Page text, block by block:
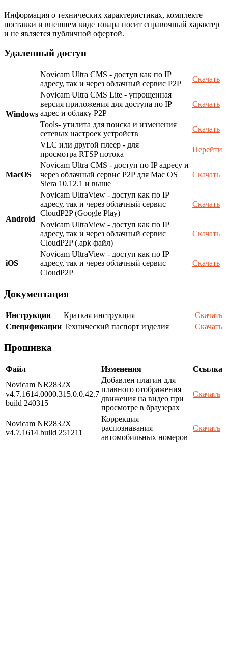
Информация о технических характеристиках, комплекте
поставки и внешнем виде товара носит справочный характер
и не является публичной офертой.
Удаленный доступ
Windows
Novicam Ultra CMS - доступ как по IP
адресу, так и через облачный сервис P2P
Скачать
Novicam Ultra CMS Lite - упрощенная
версия приложения для доступа по IP
адрес и облаку P2P
Скачать
Tools- утилита для поиска и изменения
сетевых настроек устройств
Скачать
VLC или другой плеер - для
просмотра RTSP потока
Перейти
MacOS
Novicam Ultra CMS - доступ по IP адресу и
через облачный сервис P2P для Mac OS
Siera 10.12.1 и выше
Скачать
Android
Novicam UltraView - доступ как по IP
адресу, так и через облачный сервис
CloudP2P (Google Play)
Скачать
Novicam UltraView - доступ как по IP
адресу, так и через облачный сервис
CloudP2P (.apk файл)
Скачать
iOS
Novicam UltraView - доступ как по IP
адресу, так и через облачный сервис
CloudP2P
Скачать
Документация
Инструкции Краткая инструкция
Скачать
Спецификации Технический паспорт изделия Скачать
Прошивка
Файл Изменения
Ссылка
Novicam NR2832X
v4.7.1614.0000.315.0.0.42.7
build 240315
Добавлен плагин для
плавного отображения
движения на видео при
просмотре в браузерах
Скачать
Novicam NR2832X
v4.7.1614 build 251211
Коррекция
распознавания
автомобильных номеров
Скачать